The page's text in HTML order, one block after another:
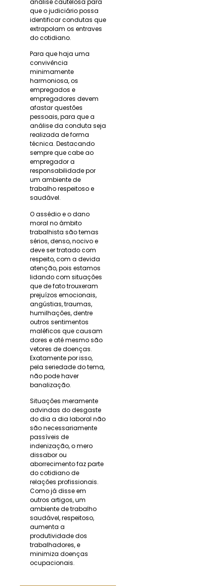
análise cautelosa para
que o judiciário possa
identificar condutas que
extrapolam os entraves
do cotidiano.
Para que haja uma
convivência
minimamente
harmoniosa, os
empregados e
empregadores devem
afastar questões
pessoais, para que a
análise da conduta seja
realizada de forma
técnica. Destacando
sempre que cabe ao
empregador a
responsabilidade por
um ambiente de
trabalho respeitoso e
saudável.
O assédio e o dano
moral no âmbito
trabalhista são temas
sérios, denso, nocivo e
deve ser tratado com
respeito, com a devida
atenção, pois estamos
lidando com situações
que de fato trouxeram
prejuízos emocionais,
angústias, traumas,
humilhações, dentre
outros sentimentos
maléficos que causam
dores e até mesmo são
vetores de doenças.
Exatamente por isso,
pela seriedade do tema,
não pode haver
banalização.
Situações meramente
advindas do desgaste
do dia a dia laboral não
são necessariamente
passíveis de
indenização, o mero
dissabor ou
aborrecimento faz parte
do cotidiano de
relações profissionais.
Como já disse em
outros artigos, um
ambiente de trabalho
saudável, respeitoso,
aumenta a
produtividade dos
trabalhadores, e
minimiza doenças
ocupacionais.